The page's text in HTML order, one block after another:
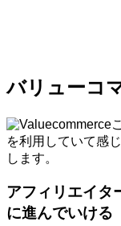
バリューコ
を利用していて感
します。
アフィリエイタ
に進んでいける